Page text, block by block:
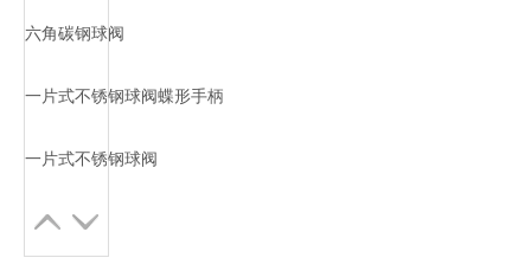
六角碳钢球阀
一片式不锈钢球阀蝶形手柄
一片式不锈钢球阀